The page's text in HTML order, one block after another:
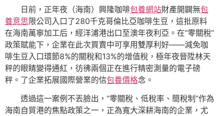
日前，正年夜（海南）興隆咖啡包養網站財產開闢無包
養意思限公司入口了280千克哥倫比亞咖啡生豆，這批原料
在海南萬寧加工后，經洋浦港出口至澳年夜利亞。在“零關稅”
政策賦能下，企業在此次買賣中可享用雙厚利好——減免咖
啡生豆入口環節8%的關稅和13%的增值稅，極年夜晉陞林天
秤的眼睛變得通紅，彷彿兩個正在進行精密測量的電子磅
秤。了企業拓展國際營業的信包養價格念。
透過這一案例不丟臉出，“零關稅、低稅率、簡稅制”作為
海南自貿港的焦點政策之一，正為寬大深耕海南的企業，尤